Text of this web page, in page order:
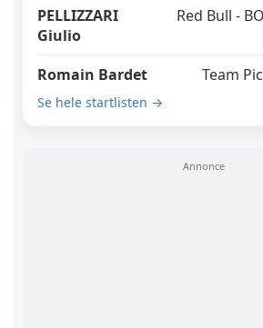
PELLIZZARI
Giulio
Red Bull -
Romain Bardet
Team
Se hele startlisten →